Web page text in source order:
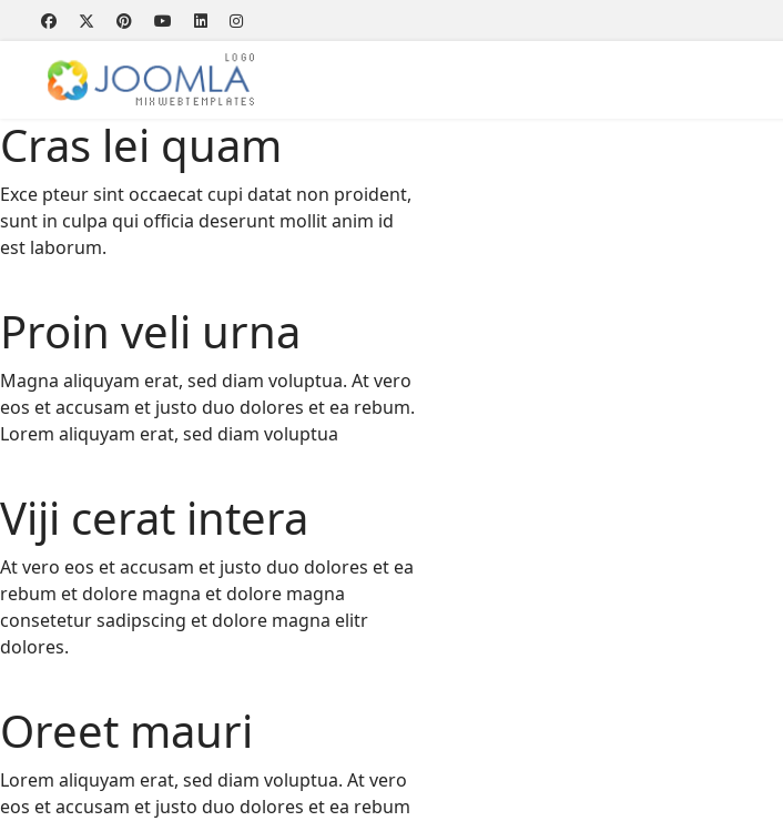
Cras lei quam
Exce pteur sint occaecat cupi datat non proident,
sunt in culpa qui officia deserunt mollit anim id
est laborum.
Proin veli urna
Magna aliquyam erat, sed diam voluptua. At vero
eos et accusam et justo duo dolores et ea rebum.
Lorem aliquyam erat, sed diam voluptua
Viji cerat intera
At vero eos et accusam et justo duo dolores et ea
rebum et dolore magna et dolore magna
consetetur sadipscing et dolore magna elitr
dolores.
Oreet mauri
Lorem aliquyam erat, sed diam voluptua. At vero
eos et accusam et justo duo dolores et ea rebum